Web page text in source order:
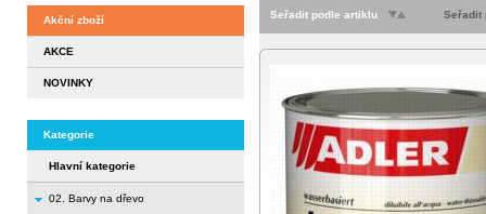
Akční zboží
AKCE
NOVINKY
Kategorie
Hlavní kategorie
02. Barvy na dřevo
Seřadit podle artiklu Seřadit